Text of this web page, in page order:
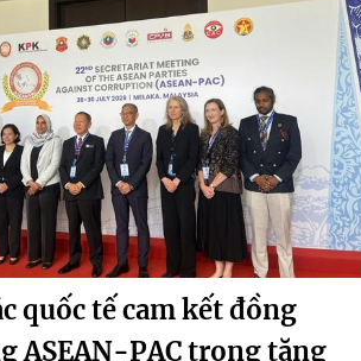
quốc tế cam kết đồng
ASEAN-PAC trong tăng